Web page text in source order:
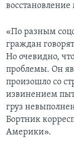
«По разным
граждан
Но очевидно,
проблемы. Он
произошло со
извинением
груз
Бортник
Америки».